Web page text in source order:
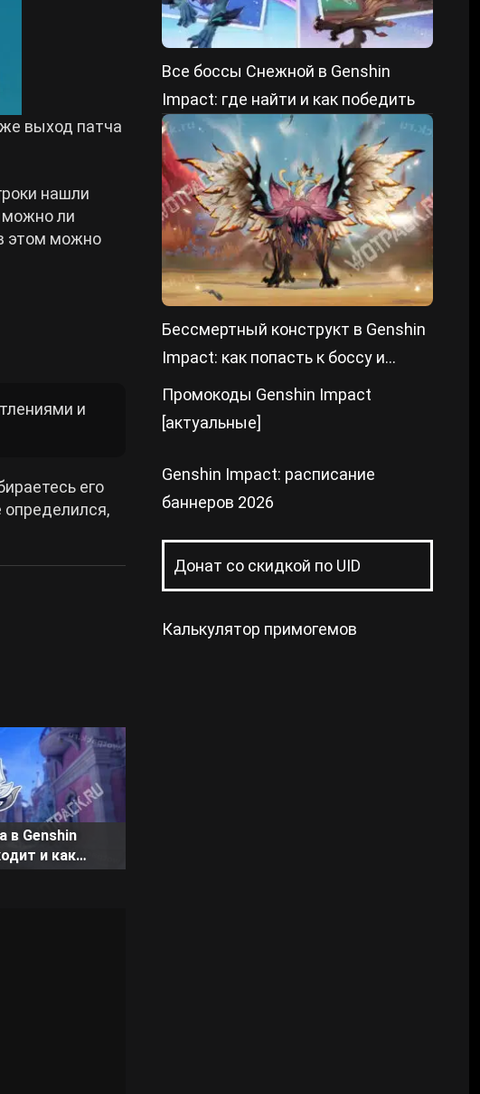
выход патча
нашли
можно ли
этом можно
и
его
определился,
в Genshin
и как
Все боссы Снежной в Genshin
Impact: где найти и как победить
Бессмертный конструкт в Genshin
Impact: как попасть к боссу и
победить
Промокоды Genshin Impact
[актуальные]
Genshin Impact: расписание
баннеров 2026
Донат со скидкой по UID
Калькулятор примогемов